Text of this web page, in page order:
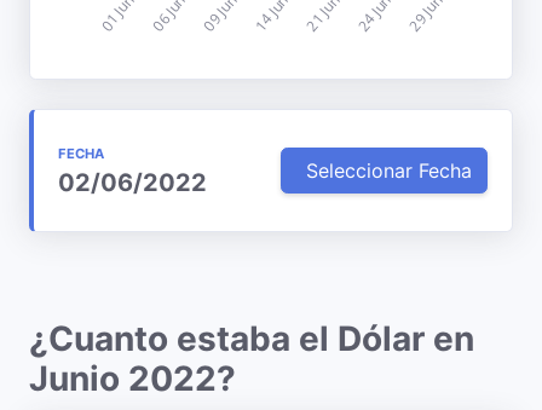
FECHA
02/06/2022 Seleccionar Fecha
¿Cuanto estaba el Dólar en
Junio 2022?